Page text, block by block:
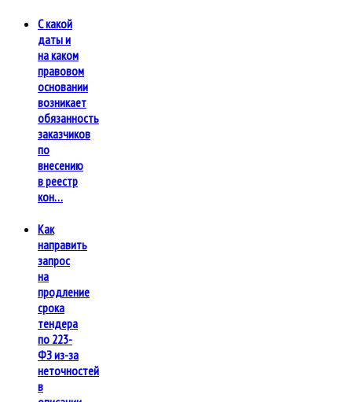
С какой
даты и
на каком
правовом
основании
возникает
обязанность
заказчиков
по
внесению
в реестр
кон…
Как
направить
запрос
на
продление
срока
тендера
по 223-
ФЗ из-за
неточностей
в